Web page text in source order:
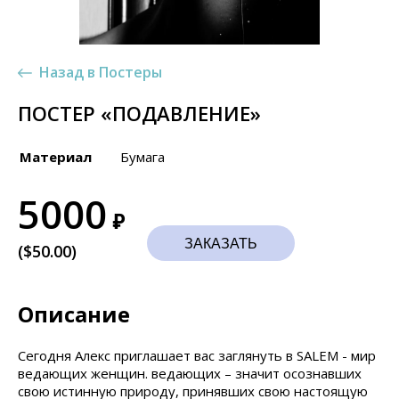
Назад в Постеры
ПОСТЕР «ПОДАВЛЕНИЕ»
Материал Бумага
5000 ₽
($50.00) ЗАКАЗАТЬ
Описание
Сегодня Алекс приглашает вас заглянуть в SALEM - мир
ведающих женщин. ведающих – значит осознавших
свою истинную природу, принявших свою настоящую